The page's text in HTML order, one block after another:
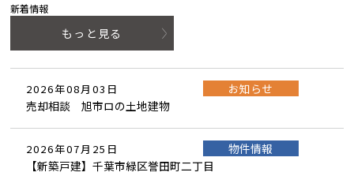
新着情報
もっと見る
2026年08月03日
お知らせ
売却相談 旭市ロの土地建物
2026年07月25日
物件情報
【新築戸建】千葉市緑区誉田町二丁目